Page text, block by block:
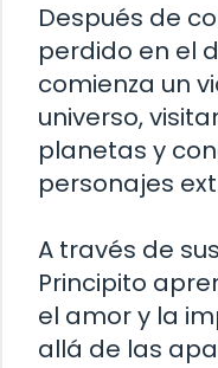
Después de
perdido en el
comienza un
universo,
planetas y
personajes
A través de
Principito
el amor y la
allá de las